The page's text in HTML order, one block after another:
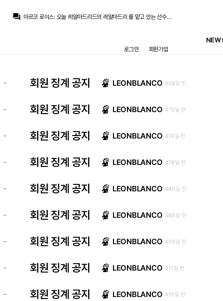
question_answer 마르코 로이스: 오늘 레알마드리드의 레알마드리 를 맡고 있는 선수들이 복귀합니다
어디서 내부에서 세대교체가 실패했다는 진단도 돌아다닌다던데 어떤 기사였더라...
초금아:물론 벨이랑 비니도 한건씩 했지만
초금아: 전 걍 2324는 모드리치 크로스 카르바할의 마지막 불꽃이었다고 봅니다
NEW
로그인 회원가입
- 회원 징계 공지 LEONBLANCO 458일 전
- 회원 징계 공지 LEONBLANCO 470일 전
- 회원 징계 공지 LEONBLANCO 474일 전
- 회원 징계 공지 LEONBLANCO 478일 전
- 회원 징계 공지 LEONBLANCO 480일 전
- 회원 징계 공지 LEONBLANCO 488일 전
- 회원 징계 공지 LEONBLANCO 499일 전
- 회원 징계 공지 LEONBLANCO 411일 전
- 회원 징계 공지 LEONBLANCO 415일 전